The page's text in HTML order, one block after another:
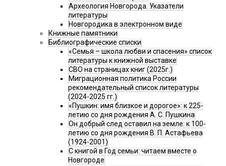
Археология Новгорода. Указатели
литературы
Новгородика в электронном виде
Книжные памятники
Библиографические списки
«Семья – школа любви и спасения» список
литературы к книжной выставке
СВО на страницах книг (2025г.)
Миграционная политика России
рекомендательный список литературы
(2024-2025 гг.)
«Пушкин: имя близкое и дорогое»: к 225-
летию со дня рождения А. С. Пушкина
Он добрый след оставил на земле: к 100-
летию со дня рождения В. П. Астафьева
(1924-2001)
С книгой в Год семьи: читаем вместе о
Новгороде